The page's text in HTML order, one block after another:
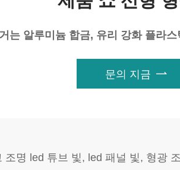
는 알루미늄 합금, 유리 강화 플라
문의 지금 
명 led 튜브 빛, led 패널 빛, 형광